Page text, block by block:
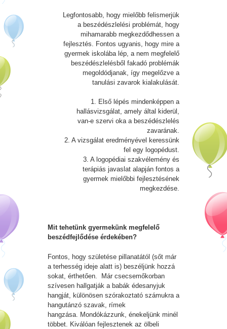
Legfontosabb, hogy mielőbb felismerjük
a beszédészlelési problémát, hogy
mihamarabb megkezdődhessen a
fejlesztés. Fontos ugyanis, hogy mire a
gyermek iskolába lép, a nem megfelelő
beszédészlelésből fakadó problémák
megoldódjanak, így megelőzve a
tanulási zavarok kialakulását.
1. Első lépés mindenképpen a
hallásvizsgálat, amely által kiderül,
van-e szervi oka a beszédészlelés
zavarának.
2. A vizsgálat eredményével keressünk
fel egy logopédust.
3. A logopédiai szakvélemény és
terápiás javaslat alapján fontos a
gyermek mielőbbi fejlesztésének
megkezdése.
Mit tehetünk gyermekünk megfelelő
beszédfejlődése érdekében?
Fontos, hogy születése pillanatától (sőt már
a terhesség ideje alatt is) beszéljünk hozzá
sokat, érthetően. Már csecsemőkorban
szívesen hallgatják a babák édesanyjuk
hangját, különösen szórakoztató számukra a
hangutánzó szavak, rímek
hangzása. Mondókázzunk, énekeljünk minél
többet. Kiválóan fejlesztenek az ölbeli